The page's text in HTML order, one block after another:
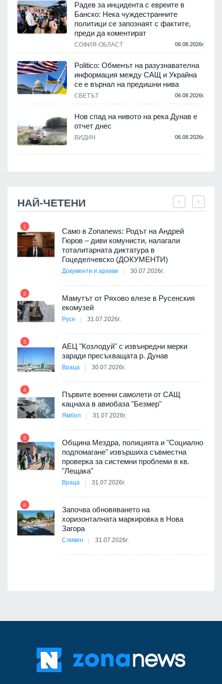
Радев за инцидента с евреите в
Банско: Нека чуждестранните
политици се запознаят с фактите,
преди да коментират
СОФИЯ-ОБЛАСТ 06.08.2026г.
Politico: Обменът на разузнавателна
информация между САЩ и Украйна
се е върнал на предишни нива
СВЕТЪТ 06.08.2026г.
Нов спад на нивото на река Дунав е
отчет днес
ВИДИН 06.08.2026г.
НАЙ-ЧЕТЕНИ
1
Само в Zonanews: Родът на Андрей
Гюров – диви комунисти, налагали
тоталитарната диктатура в
Гоцеделчевско (ДОКУМЕНТИ)
Документи и архиви 30.07.2026г.
2
Мамутът от Ряхово влезе в Русенския
екомузей
Русе 31.07.2026г.
3
АЕЦ "Козлодуй" с извънредни мерки
заради пресъхващата р. Дунав
Враца 30.07.2026г.
4
Първите военни самолети от САЩ
кацнаха в авиобаза "Безмер"
Ямбол 31.07.2026г.
5
Община Мездра, полицията и "Социално
подпомагане" извършиха съвместна
проверка за системни проблеми в кв.
"Лещака"
Враца 31.07.2026г.
6
Започва обновяването на
хоризонталната маркировка в Нова
Загора
Сливен 31.07.2026г.